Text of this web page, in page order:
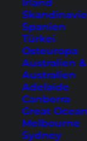
Irland
Spanien
Türkei
Osteuropa
Australien
Australien
Adelaide
Canberra
Great
Melbourne
Sydney
Kekse sowie
leichtes
komplett
Nationalpark